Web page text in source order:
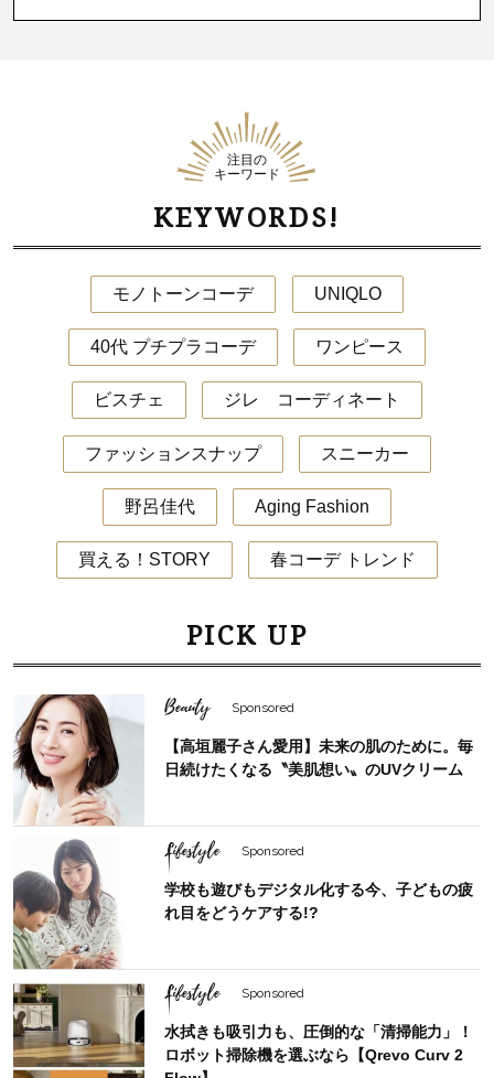
注目の
キーワード
KEYWORDS!
モノトーンコーデ UNIQLO
40代 プチプラコーデ ワンピース
ビスチェ ジレ コーディネート
ファッションスナップ スニーカー
野呂佳代 Aging Fashion
買える！STORY 春コーデ トレンド
PICK UP
Beauty Sponsored
【高垣麗子さん愛用】未来の肌のために。毎
日続けたくなる〝美肌想い〟のUVクリーム
Lifestyle Sponsored
学校も遊びもデジタル化する今、子どもの疲
れ目をどうケアする!?
Lifestyle Sponsored
水拭きも吸引力も、圧倒的な「清掃能力」！
ロボット掃除機を選ぶなら【Qrevo Curv 2